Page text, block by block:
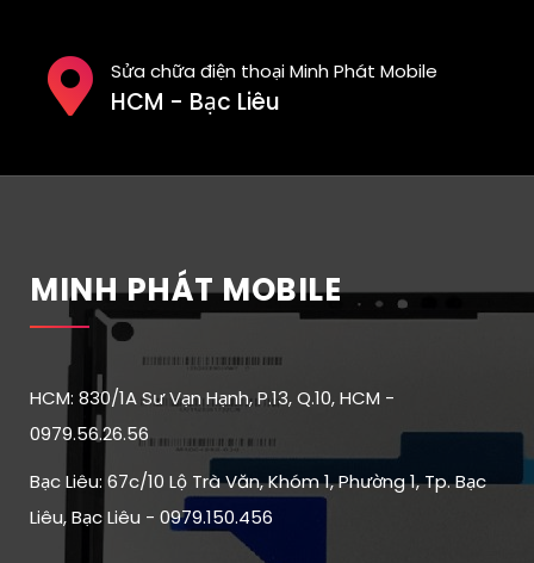
Sửa chữa điện thoại Minh Phát Mobile
HCM - Bạc Liêu
MINH PHÁT MOBILE
HCM: 830/1A Sư Vạn Hạnh, P.13, Q.10, HCM -
0979.56.26.56
Bạc Liêu: 67c/10 Lộ Trà Văn, Khóm 1, Phường 1, Tp. Bạc
Liêu, Bạc Liêu - 0979.150.456